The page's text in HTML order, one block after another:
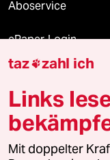
Aboservice
ePaper Login
Downloads für
© 2026 taz Verlags
Alle Rechte vorbehalten.
taz zahl ich
Links
Mit doppelter